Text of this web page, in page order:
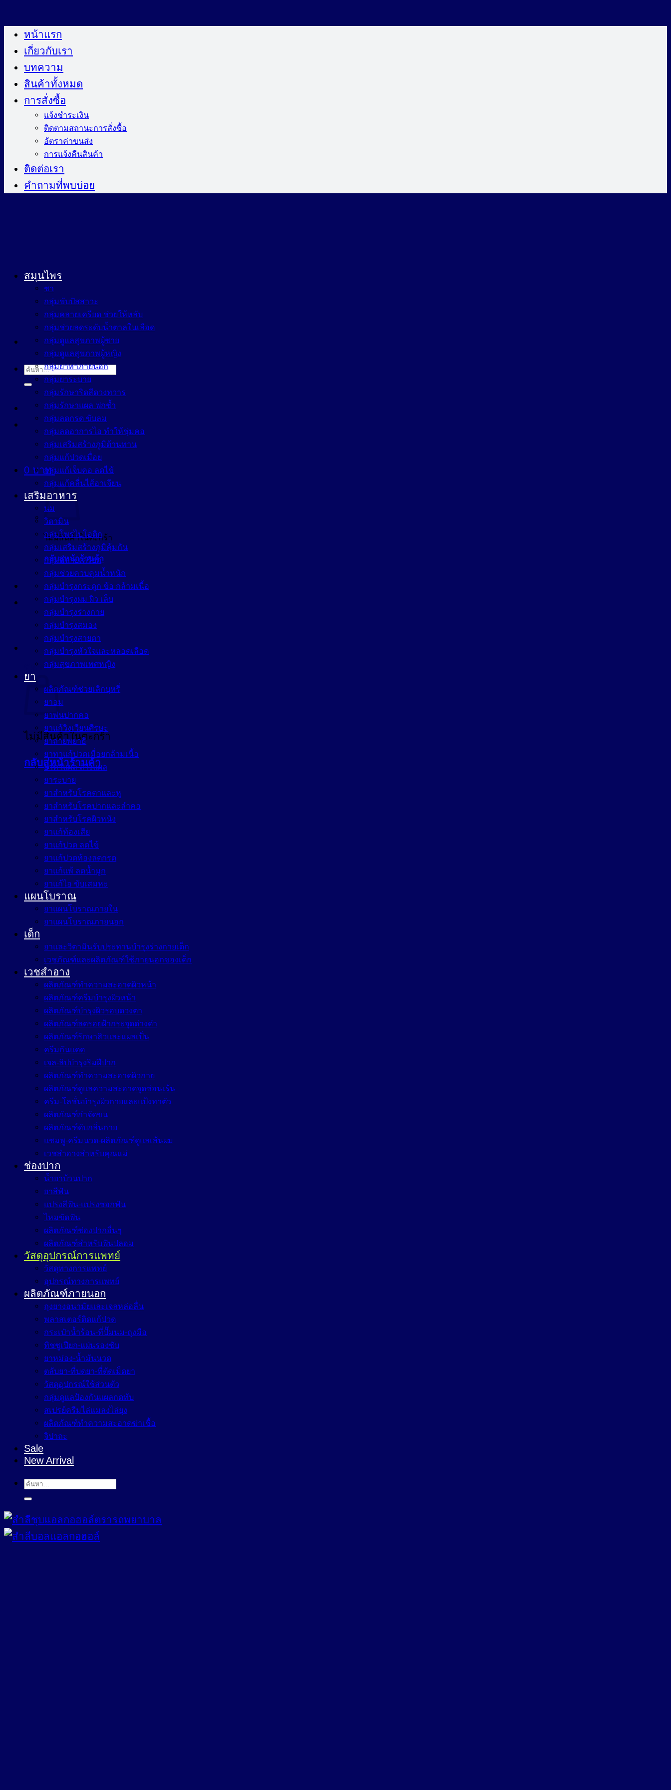
ไป
หน้าแรก
เกี่ยวกับเรา
บทความ
สินค้าทั้งหมด
การสั่งซื้อ
แจ้งชำระเงิน
ติดตามสถานะการสั่งซื้อ
อัตราค่าขนส่ง
การแจ้งคืนสินค้า
ติดต่อเรา
คำถามที่พบบ่อย
ค้นหา:
0 บาท
ไม่มีสินค้าในตะกร้า
กลับสู่หน้าร้านค้า
ตะกร้าสินค้า
ไม่มีสินค้าในตะกร้า
กลับสู่หน้าร้านค้า
สมุนไพร
ชา
กลุ่มขับปัสสาวะ
กลุ่มคลายเครียด ช่วยให้หลับ
กลุ่มช่วยลดระดับน้ำตาลในเลือด
กลุ่มดูแลสุขภาพผู้ชาย
กลุ่มดูแลสุขภาพผู้หญิง
กลุ่มยาทาภายนอก
กลุ่มยาระบาย
กลุ่มรักษาริดสีดวงทวาร
กลุ่มรักษาแผล ฟกช้ำ
กลุ่มลดกรด ขับลม
กลุ่มลดอาการไอ ทำให้ชุ่มคอ
กลุ่มเสริมสร้างภูมิต้านทาน
กลุ่มแก้ปวดเมื่อย
กลุ่มแก้เจ็บคอ ลดไข้
กลุ่มแก้คลื่นไส้อาเจียน
เสริมอาหาร
นม
วิตามิน
กลุ่มโพรไบโอติก
กลุ่มเสริมสร้างภูมิคุ้มกัน
กลุ่มคลายเครียด
กลุ่มช่วยควบคุมน้ำหนัก
กลุ่มบำรุงกระดูก ข้อ กล้ามเนื้อ
กลุ่มบำรุงผม ผิว เล็บ
กลุ่มบำรุงร่างกาย
กลุ่มบำรุงสมอง
กลุ่มบำรุงสายตา
กลุ่มบำรุงหัวใจและหลอดเลือด
กลุ่มสุขภาพเพศหญิง
ยา
ผลิตภัณฑ์ช่วยเลิกบุหรี่
ยาอม
ยาพ่นปากคอ
ยาแก้วิงเวียนศีรษะ
ยาถ่ายพยาธิ
ยาทาแก้ปวดเมื่อยกล้ามเนื้อ
ยาทาแผล ล้างแผล
ยาระบาย
ยาสำหรับโรคตาและหู
ยาสำหรับโรคปากและลำคอ
ยาสำหรับโรคผิวหนัง
ยาแก้ท้องเสีย
ยาแก้ปวด ลดไข้
ยาแก้ปวดท้องลดกรด
ยาแก้แพ้ ลดน้ำมูก
ยาแก้ไอ ขับเสมหะ
แผนโบราณ
ยาแผนโบราณภายใน
ยาแผนโบราณภายนอก
เด็ก
ยาและวิตามินรับประทานบำรุงร่างกายเด็ก
เวชภัณฑ์และผลิตภัณฑ์ใช้ภายนอกของเด็ก
เวชสำอาง
ผลิตภัณฑ์ทำความสะอาดผิวหน้า
ผลิตภัณฑ์ครีมบำรุงผิวหน้า
ผลิตภัณฑ์บำรุงผิวรอบดวงตา
ผลิตภัณฑ์ลดรอยฝ้ากระจุดด่างดำ
ผลิตภัณฑ์รักษาสิวและแผลเป็น
ครีมกันแดด
เจล-ลิปบำรุงริมฝีปาก
ผลิตภัณฑ์ทำความสะอาดผิวกาย
ผลิตภัณฑ์ดูแลความสะอาดจุดซ่อนเร้น
ครีม-โลชั่นบำรุงผิวกายและแป้งทาตัว
ผลิตภัณฑ์กำจัดขน
ผลิตภัณฑ์ดับกลิ่นกาย
แชมพู-ครีมนวด-ผลิตภัณฑ์ดูแลเส้นผม
เวชสำอางสำหรับคุณแม่
ช่องปาก
น้ำยาบ้วนปาก
ยาสีฟัน
แปรงสีฟัน-แปรงซอกฟัน
ไหมขัดฟัน
ผลิตภัณฑ์ช่องปากอื่นๆ
ผลิตภัณฑ์สำหรับฟันปลอม
วัสดุอุปกรณ์การแพทย์
วัสดุทางการแพทย์
อุปกรณ์ทางการแพทย์
ผลิตภัณฑ์ภายนอก
ถุงยางอนามัยและเจลหล่อลื่น
พลาสเตอร์ติดแก้ปวด
กระเป๋าน้ำร้อน-ที่ปั๊มนม-ถุงมือ
ทิชชูเปียก-แผ่นรองซับ
ยาหม่อง-น้ำมันนวด
ตลับยา-ที่บดยา-ที่ตัดเม็ดยา
วัสดุอุปกรณ์ใช้ส่วนตัว
กลุ่มดูแลป้องกันแผลกดทับ
สเปรย์ครีมไล่แมลงไล่ยุง
ผลิตภัณฑ์ทำความสะอาดฆ่าเชื้อ
จิปาถะ
Sale
New Arrival
ค้นหา: